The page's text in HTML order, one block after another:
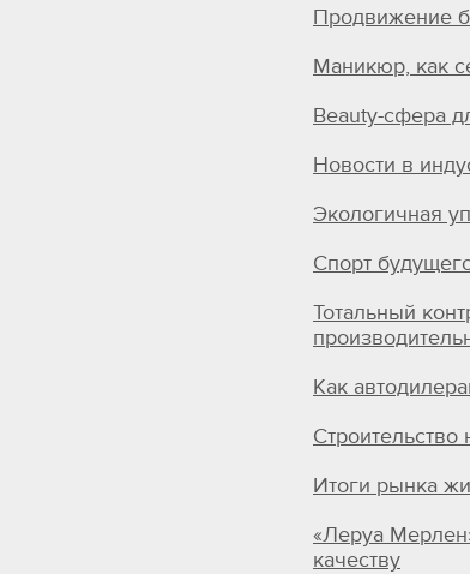
Продвижение
Маникюр, как
Beauty-сфера
Новости в
Экологичная
Спорт
Тотальный
Как
Итоги рынка
«Леруа
качеству